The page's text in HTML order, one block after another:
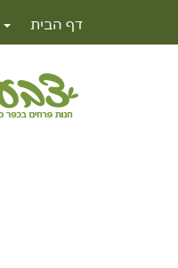
דף הבית